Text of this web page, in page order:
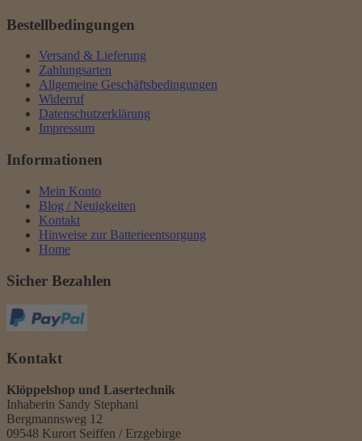
Bestellbedingungen
Versand & Lieferung
Zahlungsarten
Allgemeine Geschäftsbedingungen
Widerruf
Datenschutzerklärung
Impressum
Informationen
Mein Konto
Blog / Neuigkeiten
Kontakt
Hinweise zur Batterieentsorgung
Home
Sicher Bezahlen
Kontakt
Klöppelshop und Lasertechnik
Inhaberin Sandy Stephani
Bergmannsweg 12
09548 Kurort Seiffen / Erzgebirge